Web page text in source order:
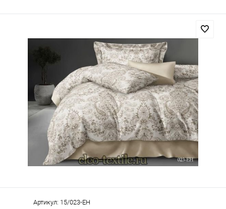
Артикул: 15/023-EH